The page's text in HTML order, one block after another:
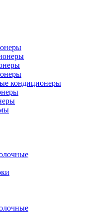
кондиционеры